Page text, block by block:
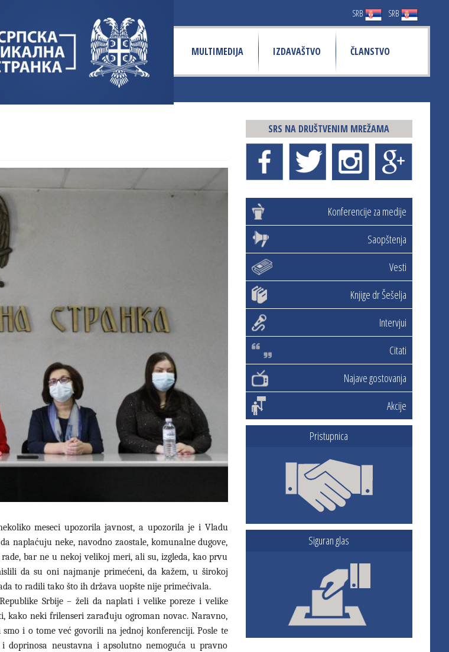
SRB SRB
MULTIMEDIJA IZDAVAŠTVO ČLANSTVO
meseci upozorila javnost, a upozorila je i Vladu
naplaćuju neke, navodno zaostale, komunalne dugove,
bar ne u nekoj velikoj meri, ali su, izgleda, kao prvu
da su oni najmanje primećeni, da kažem, u širokoj
to radili tako što ih država uopšte nije primećivala.
Srbije – želi da naplati i velike poreze i velike
kako neki frilenseri zarađuju ogroman novac. Naravno,
i o tome već govorili na jednoj konferenciji. Posle te
neustavna i apsolutno nemoguća u pravno
SRS NA DRUŠTVENIM MREŽAMA
Konferencije za medije
Saopštenja
Vesti
Knjige dr Šešelja
Intervjui
Citati
Najave gostovanja
Akcije
Pristupnica
Siguran glas